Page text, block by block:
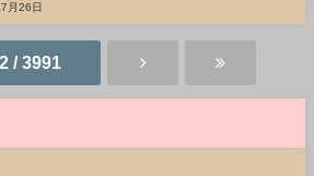
月26日
2 / 3991